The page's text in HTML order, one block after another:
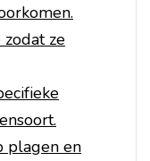
ze
plagen en